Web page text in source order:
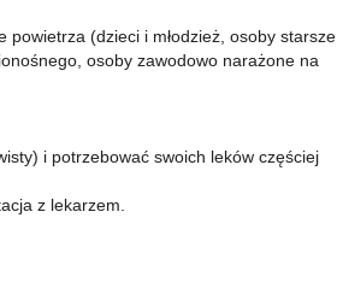
(dzieci i młodzież, osoby starsze
osoby zawodowo narażone na
i potrzebować swoich leków częściej
z lekarzem.